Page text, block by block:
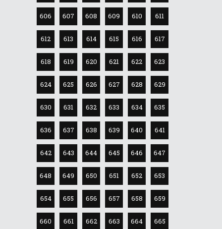
606 607 608 609 610 611
612 613 614 615 616 617
618 619 620 621 622 623
624 625 626 627 628 629
630 631 632 633 634 635
636 637 638 639 640 641
642 643 644 645 646 647
648 649 650 651 652 653
654 655 656 657 658 659
660 661 662 663 664 665